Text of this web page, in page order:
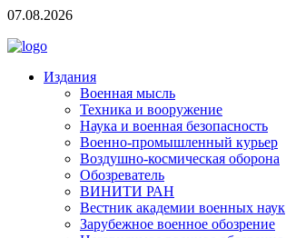
07.08.2026
Издания
Военная мысль
Техника и вооружение
Наука и военная безопасность
Военно-промышленный курьер
Воздушно-космическая оборона
Обозреватель
ВИНИТИ РАН
Вестник академии военных наук
Зарубежное военное обозрение